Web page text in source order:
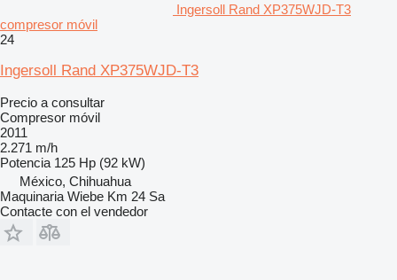
Ingersoll Rand XP375WJD-T3
compresor móvil
24
Ingersoll Rand XP375WJD-T3
Precio a consultar
Compresor móvil
2011
2.271 m/h
Potencia 125 Hp (92 kW)
México, Chihuahua
Maquinaria Wiebe Km 24 Sa
Contacte con el vendedor